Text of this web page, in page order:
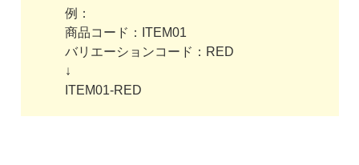
例：
商品コード：ITEM01
バリエーションコード：RED
↓
ITEM01-RED